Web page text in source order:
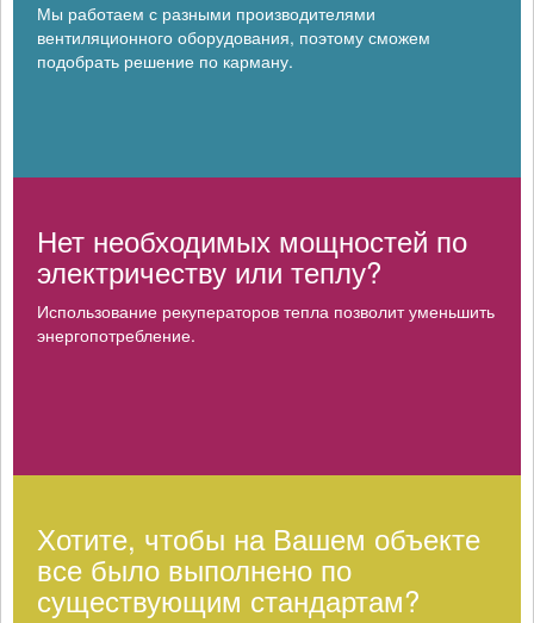
Мы работаем с разными производителями
вентиляционного оборудования, поэтому сможем
подобрать решение по карману.
Нет необходимых мощностей по
электричеству или теплу?
Использование рекуператоров тепла позволит уменьшить
энергопотребление.
Хотите, чтобы на Вашем объекте
все было выполнено по
существующим стандартам?